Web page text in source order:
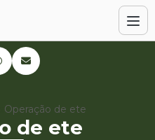
Operação de ete
de ete